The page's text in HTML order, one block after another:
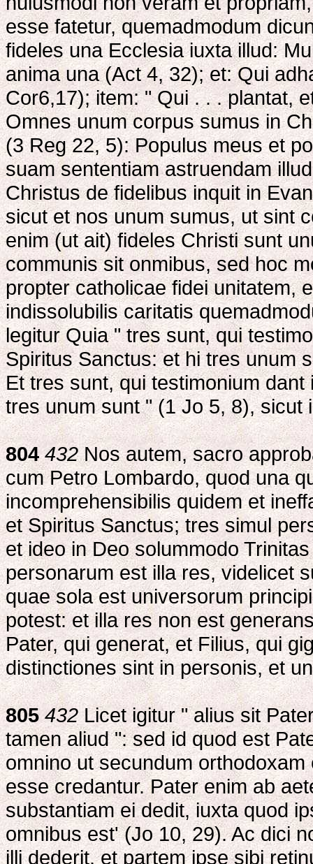
esse fatetur, quemadmodum
fideles una Ecclesia iuxta illud:
anima una (Act 4, 32); et: Qui
Cor6,17); item: " Qui . . . plantat,
Omnes unum corpus sumus in
(3 Reg 22, 5): Populus meus et
suam sententiam astruendam
Christus de fidelibus inquit in
sicut et nos unum sumus, ut sint
enim (ut ait) fideles Christi sunt
communis sit onmibus, sed hoc
propter catholicae fidei unitatem,
indissolubilis caritatis
legitur Quia " tres sunt, qui
Spiritus Sanctus: et hi tres unum
Et tres sunt, qui testimonium
tres unum sunt " (1 Jo 5, 8), sicut
804 432Nos autem, sacro
cum Petro Lombardo, quod una
incomprehensibilis quidem et
et Spiritus Sanctus; tres simul
et ideo in Deo solummodo
personarum est illa res, videlicet
quae sola est universorum
potest: et illa res non est
Pater, qui generat, et Filius, qui
distinctiones sint in personis, et
805 432Licet igitur " alius sit
tamen aliud ": sed id quod est
omnino ut secundum
esse credantur. Pater enim ab
substantiam ei dedit, iuxta quod
omnibus est' (Jo 10, 29). Ac dici
illi dederit, et partem ipse sibi